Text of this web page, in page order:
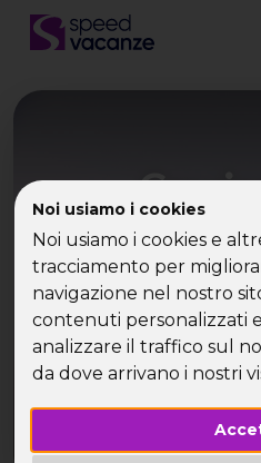
Noi usiamo i cookies
Noi usiamo i cookies e
tracciamento per
navigazione nel nostro
contenuti personalizzati
analizzare il traffico sul
da dove arrivano i nostri
da
Speed Vacanza